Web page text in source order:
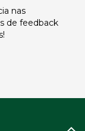
nas
de feedback